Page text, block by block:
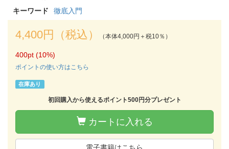
キーワード
徹底入門
4,400円（税込） （本体4,000円＋税10％）
400pt (10%)
ポイントの使い方はこちら
在庫あり
初回購入から使えるポイント500円分プレゼント
カートに入れる
電子書籍はこちら